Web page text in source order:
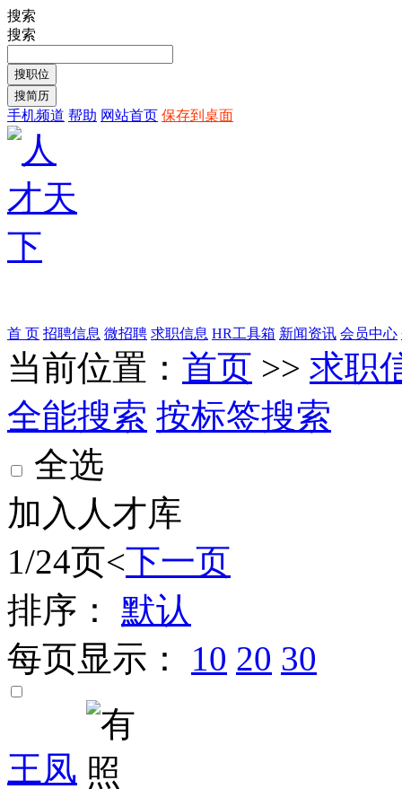
搜索
搜索
手机频道 帮助 网站首页 保存到桌面
首 页 招聘信息 微招聘 求职信息 HR工具箱 新闻资讯 会员中心
当前位置： 首页 >> 求职
全能搜索 按标签搜索
全选
加入人才库
1/24页<下一页
排序：
默认
每页显示：
10 20 30
王凤